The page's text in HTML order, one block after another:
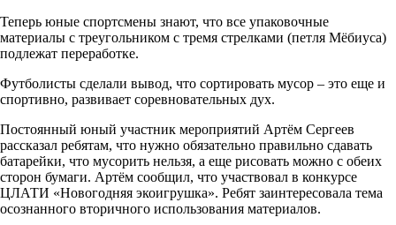
Теперь юные спортсмены знают, что все упаковочные
материалы с треугольником с тремя стрелками (петля Мёбиуса)
подлежат переработке.
Футболисты сделали вывод, что сортировать мусор – это еще и
спортивно, развивает соревновательных дух.
Постоянный юный участник мероприятий Артём Сергеев
рассказал ребятам, что нужно обязательно правильно сдавать
батарейки, что мусорить нельзя, а еще рисовать можно с обеих
сторон бумаги. Артём сообщил, что участвовал в конкурсе
ЦЛАТИ «Новогодняя экоигрушка». Ребят заинтересовала тема
осознанного вторичного использования материалов.